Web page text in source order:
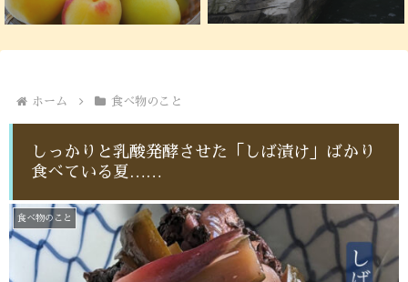
ホーム 食べ物のこと
しっかりと乳酸発酵させた「しば漬け」ばかり
食べている夏……
食べ物のこと